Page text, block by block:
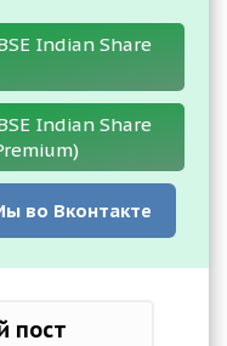
Indian Share
Indian Share
во Вконтакте
пост